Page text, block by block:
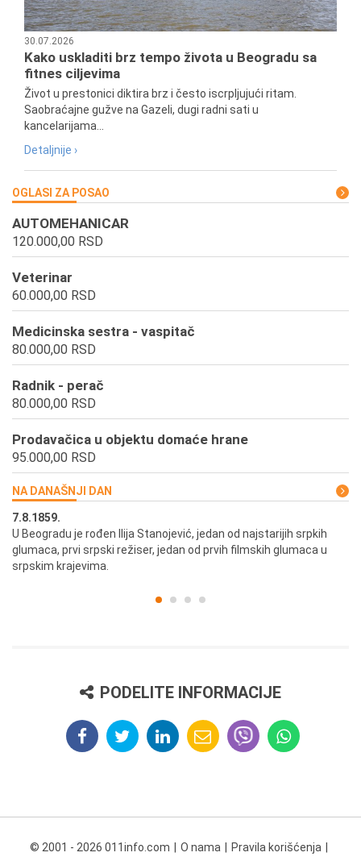
30.07.2026
Kako uskladiti brz tempo života u Beogradu sa
fitnes ciljevima
Život u prestonici diktira brz i često iscrpljujući ritam.
Saobraćajne gužve na Gazeli, dugi radni sati u
kancelarijama...
Detaljnije ›
OGLASI ZA POSAO
AUTOMEHANICAR
120.000,00 RSD
Veterinar
60.000,00 RSD
Medicinska sestra - vaspitač
80.000,00 RSD
Radnik - perač
80.000,00 RSD
Prodavačica u objektu domaće hrane
95.000,00 RSD
NA DANAŠNJI DAN
7.8.1859.
U Beogradu je rođen Ilija Stanojević, jedan od najstarijih srpkih
glumaca, prvi srpski režiser, jedan od prvih filmskih glumaca u
srpskim krajevima.
PODELITE INFORMACIJE
© 2001 - 2026 011info.com O nama Pravila korišćenja